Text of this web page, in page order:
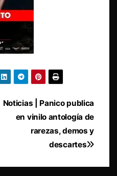
Noticias | Panico publica
en vinilo antología de
rarezas, demos y
descartes